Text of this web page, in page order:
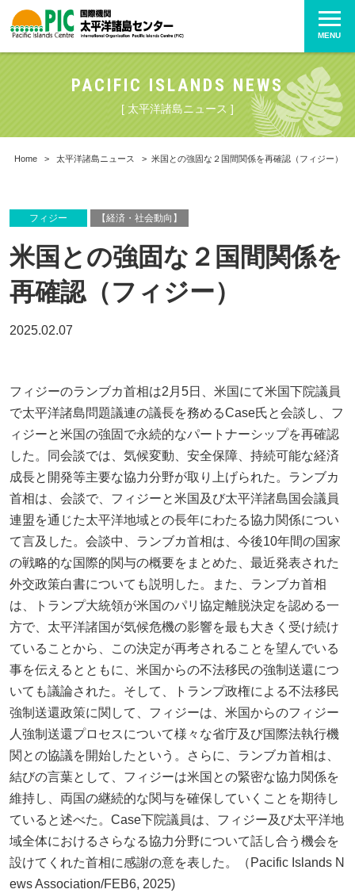
MENU
PACIFIC ISLANDS NEWS
[ 太平洋諸島ニュース ]
Home > 太平洋諸島ニュース > 米国との強固な２国間関係を再確認（フィジー）
フィジー 【経済・社会動向】
米国との強固な２国間関係を
再確認（フィジー）
2025.02.07
フィジーのランブカ首相は2月5日、米国にて米国下院議員
で太平洋諸島問題議連の議長を務めるCase氏と会談し、フ
ィジーと米国の強固で永続的なパートナーシップを再確認
した。同会談では、気候変動、安全保障、持続可能な経済
成長と開発等主要な協力分野が取り上げられた。ランブカ
首相は、会談で、フィジーと米国及び太平洋諸島国会議員
連盟を通じた太平洋地域との長年にわたる協力関係につい
て言及した。会談中、ランブカ首相は、今後10年間の国家
の戦略的な国際的関与の概要をまとめた、最近発表された
外交政策白書についても説明した。また、ランブカ首相
は、トランプ大統領が米国のパリ協定離脱決定を認める一
方で、太平洋諸国が気候危機の影響を最も大きく受け続け
ていることから、この決定が再考されることを望んでいる
事を伝えるとともに、米国からの不法移民の強制送還につ
いても議論された。そして、トランプ政権による不法移民
強制送還政策に関して、フィジーは、米国からのフィジー
人強制送還プロセスについて様々な省庁及び国際法執行機
関との協議を開始したという。さらに、ランブカ首相は、
結びの言葉として、フィジーは米国との緊密な協力関係を
維持し、両国の継続的な関与を確保していくことを期待し
ていると述べた。Case下院議員は、フィジー及び太平洋地
域全体におけるさらなる協力分野について話し合う機会を
設けてくれた首相に感謝の意を表した。（Pacific Islands N
ews Association/FEB6, 2025)